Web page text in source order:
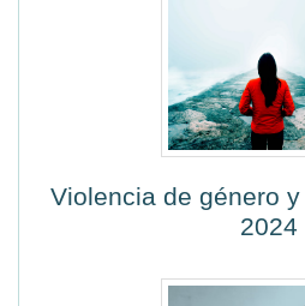
Violencia de género
2024